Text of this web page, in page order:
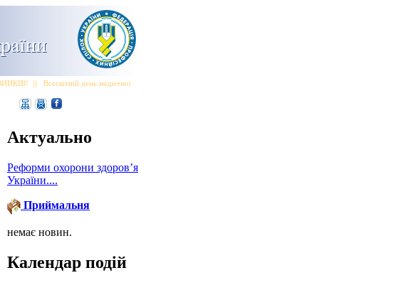
||| Всесвітній день медичної сестри та медичного брата
Актуально
Реформи охорони здоров’я
України....
Приймальня
немає новин.
Календар подій